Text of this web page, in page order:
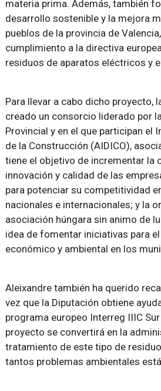
materia prima. Además, también
desarrollo sostenible y la mejora
pueblos de la provincia de
cumplimiento a la directiva
residuos de aparatos eléctricos y
Para llevar a cabo dicho proyecto,
creado un consorcio liderado por
Provincial y en el que participan el
de la Construcción (AIDICO),
tiene el objetivo de incrementar la
innovación y calidad de las
para potenciar su competitividad
nacionales e internacionales; y la
asociación húngara sin animo de
idea de fomentar iniciativas para
económico y ambiental en los
Aleixandre también ha querido
vez que la Diputación obtiene
programa europeo Interreg IIIC
proyecto se convertirá en la
tratamiento de este tipo de
tantos problemas ambientales